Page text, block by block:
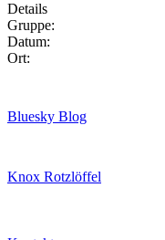
Details
Gruppe:
Datum:
Ort:
Bluesky Blog
Knox Rotzlöffel